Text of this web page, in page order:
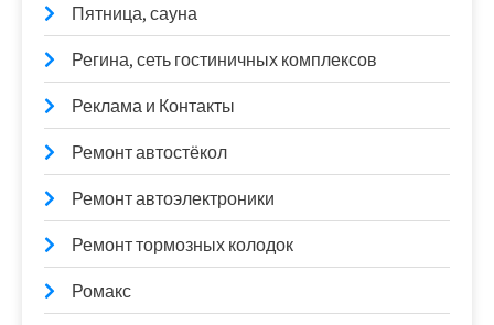
Пятница, сауна
Регина, сеть гостиничных комплексов
Реклама и Контакты
Ремонт автостёкол
Ремонт автоэлектроники
Ремонт тормозных колодок
Ромакс